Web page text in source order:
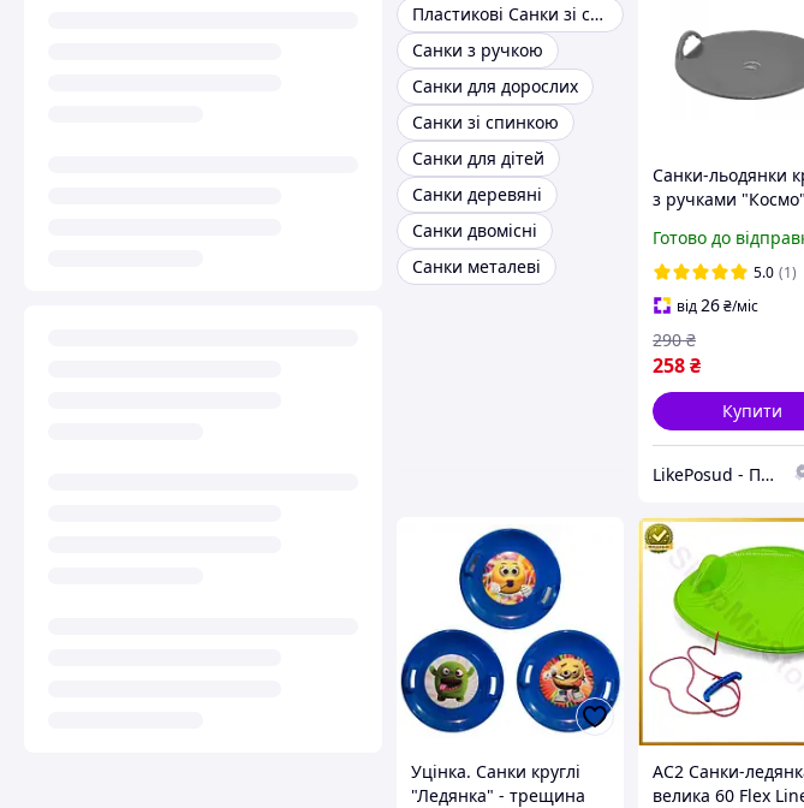
Пластикові Санки зі спинкою
Санки з ручкою
Санки для дорослих
Санки зі спинкою
Санки для дітей
Санки деревяні
Санки двомісні
Санки металеві
Санки-льодянки
з ручками "Космо"
Готово до
5.0 (1)
від26₴/міс
258₴
290 ₴
Купити
LikePosud - Посуд та товари для дому і саду
Уцінка. Санки круглі
"Ледянка" - трещина
AC2 Санки-
велика 60 Flex